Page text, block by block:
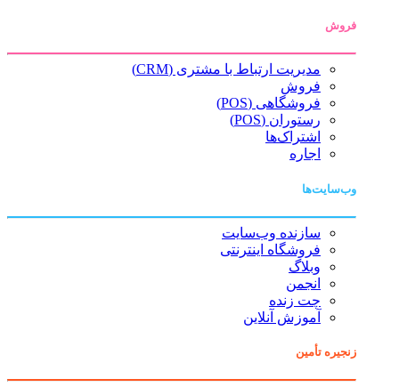
فروش
مدیریت ارتباط با مشتری (CRM)
فروش
فروشگاهی (POS)
رستوران (POS)
اشتراک‌ها
اجاره
وب‌سایت‌ها
سازنده وب‌سایت
فروشگاه اینترنتی
وبلاگ
انجمن
چت زنده
آموزش آنلاین
زنجیره تأمین